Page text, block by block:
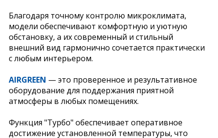
Благодаря точному контролю микроклимата,
модели обеспечивают комфортную и уютную
обстановку, а их современный и стильный
внешний вид гармонично сочетается практически
с любым интерьером.
AIRGREEN — это проверенное и результативное
оборудование для поддержания приятной
атмосферы в любых помещениях.
Функция "Турбо" обеспечивает оперативное
достижение установленной температуры, что